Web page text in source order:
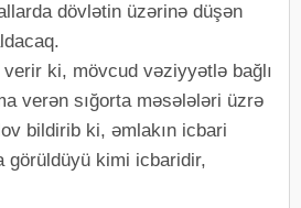
dövlətin üzərinə düşən
verir ki, mövcud vəziyyətlə bağlı
verən sığorta məsələləri üzrə
bildirib ki, əmlakın icbari
görüldüyü kimi icbaridir,